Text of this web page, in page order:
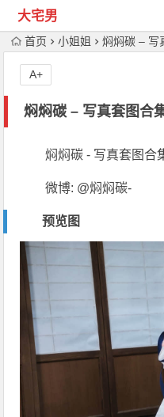
大宅男
首页 小姐姐 焖焖碳 – 写
焖焖碳 – 写真套图合
A+
焖焖碳 - 写真套图合
微博: @焖焖碳-
预览图